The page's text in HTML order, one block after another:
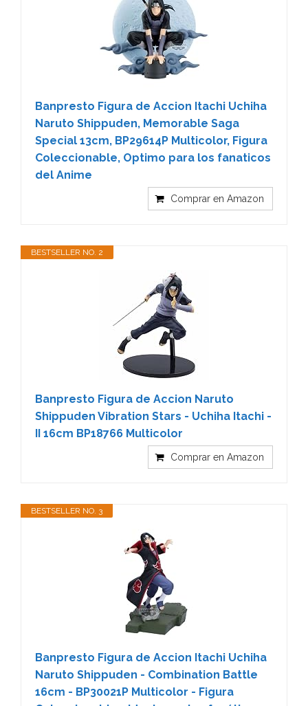
Banpresto Figura de Accion Itachi Uchiha
Naruto Shippuden, Memorable Saga
Special 13cm, BP29614P Multicolor, Figura
Coleccionable, Optimo para los fanaticos
del Anime
Comprar en Amazon
BESTSELLER NO. 2
Banpresto Figura de Accion Naruto
Shippuden Vibration Stars - Uchiha Itachi -
II 16cm BP18766 Multicolor
Comprar en Amazon
BESTSELLER NO. 3
Banpresto Figura de Accion Itachi Uchiha
Naruto Shippuden - Combination Battle
16cm - BP30021P Multicolor - Figura